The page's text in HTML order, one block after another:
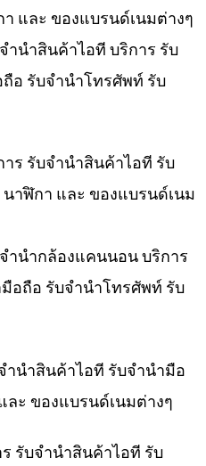
และ ของแบรนด์เนมต่างๆ
ำนำสินค้าไอที บริการ รับ
อ รับจำนำโทรศัพท์ รับ
ร รับจำนำสินค้าไอที รับ
าฬิกา และ ของแบรนด์เนม
ำนำกล้องแคนนอน บริการ
อถือ รับจำนำโทรศัพท์ รับ
นำสินค้าไอที รับจำนำมือ
ะ ของแบรนด์เนมต่างๆ
รับจำนำสินค้าไอที รับ